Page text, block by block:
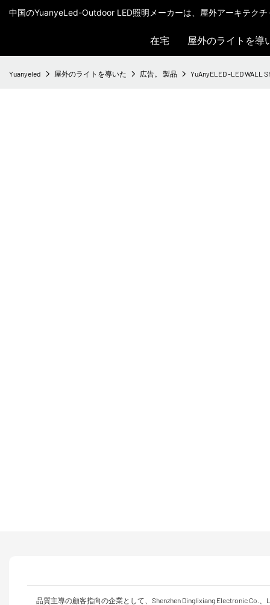
中国のYuanyeLed-Outdoor LED照明メーカーは、屋外アーキテク
在宅 屋外のライトを導
Yuanyeled 屋外のライトを導いた 広告。 製品 YuAnyELED -LED WALL
品質主導の顧客指向の企業として、Shenzhen Dinglixiang Electronic